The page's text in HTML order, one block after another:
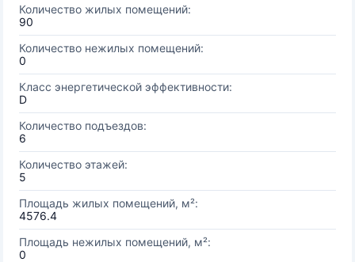
Количество жилых помещений:
90
Количество нежилых помещений:
0
Класс энергетической эффективности:
D
Количество подъездов:
6
Количество этажей:
5
Площадь жилых помещений, м²:
4576.4
Площадь нежилых помещений, м²:
0